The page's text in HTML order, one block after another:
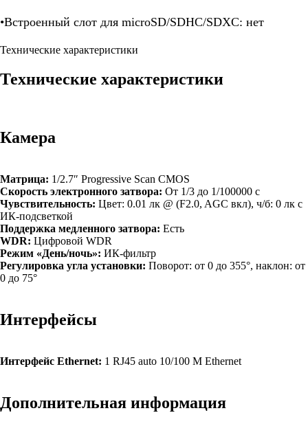
•Встроенный слот для microSD/SDHC/SDXC: нет
Технические характеристики
Технические характеристики
Камера
Матрица: 1/2.7″ Progressive Scan CMOS
Скорость электронного затвора: От 1/3 до 1/100000 с
Чувствительность: Цвет: 0.01 лк @ (F2.0, AGC вкл), ч/б: 0 лк с
ИК-подсветкой
Поддержка медленного затвора: Есть
WDR: Цифровой WDR
Режим «День/ночь»: ИК-фильтр
Регулировка угла установки: Поворот: от 0 до 355°, наклон: от
0 до 75°
Интерфейсы
Интерфейс Ethernet: 1 RJ45 auto 10/100 М Ethernet
Дополнительная информация